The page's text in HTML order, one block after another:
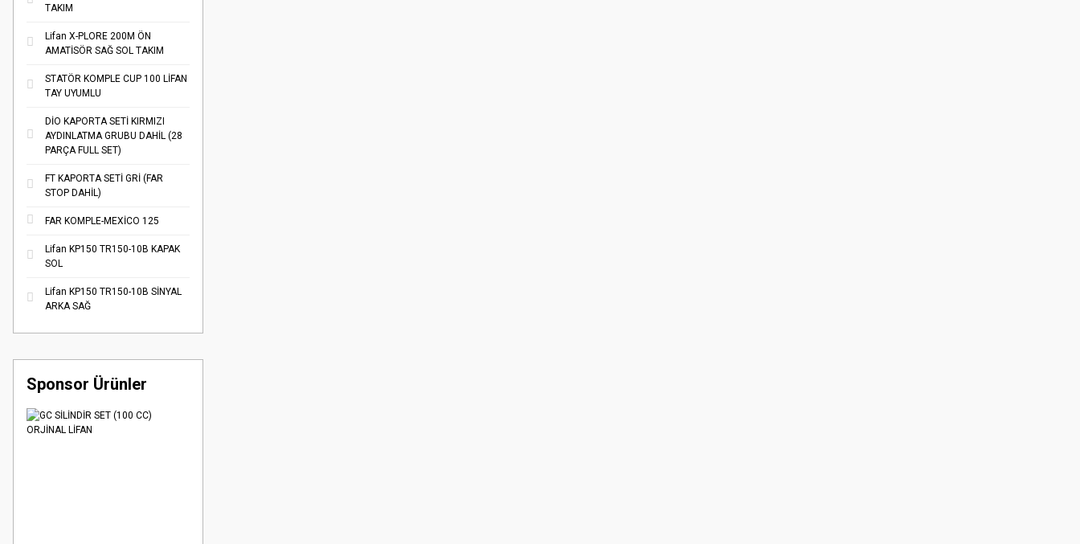
TAKIM
Lifan X-PLORE 200M ÖN
AMATİSÖR SAĞ SOL TAKIM
STATÖR KOMPLE CUP 100 LİFAN
TAY UYUMLU
DİO KAPORTA SETİ KIRMIZI
AYDINLATMA GRUBU DAHİL (28
PARÇA FULL SET)
FT KAPORTA SETİ GRİ (FAR
STOP DAHİL)
FAR KOMPLE-MEXİCO 125
Lifan KP150 TR150-10B KAPAK
SOL
Lifan KP150 TR150-10B SİNYAL
ARKA SAĞ
Sponsor Ürünler